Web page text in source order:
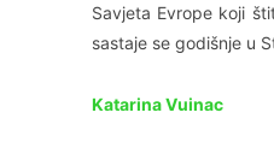
Savjeta Evrope koji
sastaje se godišnje u
Katarina Vuinac